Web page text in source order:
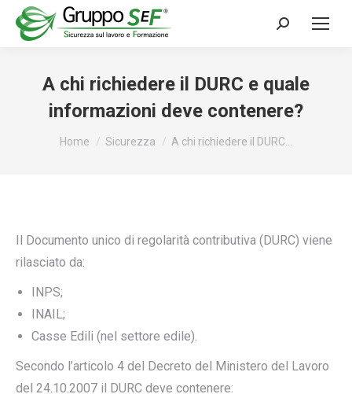
Cerca:
A chi richiedere il DURC e quale
informazioni deve contenere?
Tu sei qui:
Home Sicurezza A chi richiedere il DURC…
Il Documento unico di regolarità contributiva (DURC) viene
rilasciato da:
INPS;
INAIL;
Casse Edili (nel settore edile).
Secondo l’articolo 4 del Decreto del Ministero del Lavoro
del 24.10.2007 il DURC deve contenere: